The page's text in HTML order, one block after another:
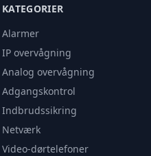
KATEGORIER
Alarmer
IP overvågning
Analog overvågning
Adgangskontrol
Indbrudssikring
Netværk
Video-dørtelefoner